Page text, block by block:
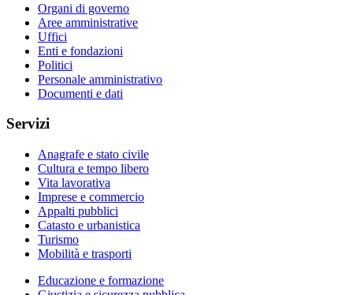
Organi di governo
Aree amministrative
Uffici
Enti e fondazioni
Politici
Personale amministrativo
Documenti e dati
Servizi
Anagrafe e stato civile
Cultura e tempo libero
Vita lavorativa
Imprese e commercio
Appalti pubblici
Catasto e urbanistica
Turismo
Mobilità e trasporti
Educazione e formazione